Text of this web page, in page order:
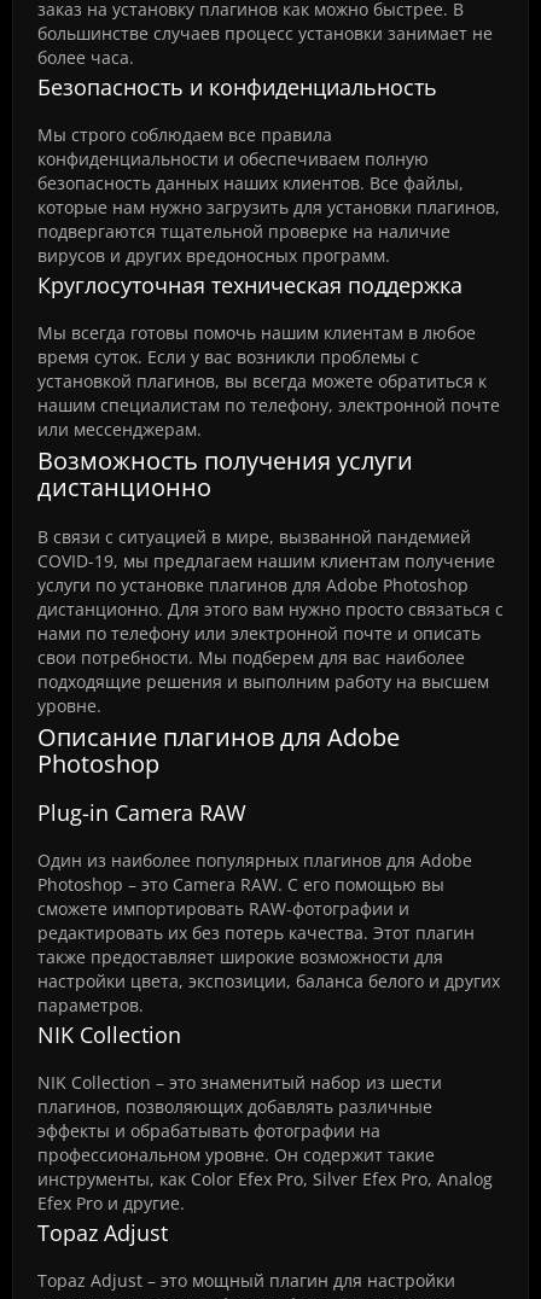
заказ на установку плагинов как можно быстрее. В
большинстве случаев процесс установки занимает не
более часа.
Безопасность и конфиденциальность
Мы строго соблюдаем все правила
конфиденциальности и обеспечиваем полную
безопасность данных наших клиентов. Все файлы,
которые нам нужно загрузить для установки плагинов,
подвергаются тщательной проверке на наличие
вирусов и других вредоносных программ.
Круглосуточная техническая поддержка
Мы всегда готовы помочь нашим клиентам в любое
время суток. Если у вас возникли проблемы с
установкой плагинов, вы всегда можете обратиться к
нашим специалистам по телефону, электронной почте
или мессенджерам.
Возможность получения услуги
дистанционно
В связи с ситуацией в мире, вызванной пандемией
COVID-19, мы предлагаем нашим клиентам получение
услуги по установке плагинов для Adobe Photoshop
дистанционно. Для этого вам нужно просто связаться с
нами по телефону или электронной почте и описать
свои потребности. Мы подберем для вас наиболее
подходящие решения и выполним работу на высшем
уровне.
Описание плагинов для Adobe
Photoshop
Plug-in Camera RAW
Один из наиболее популярных плагинов для Adobe
Photoshop – это Camera RAW. С его помощью вы
сможете импортировать RAW-фотографии и
редактировать их без потерь качества. Этот плагин
также предоставляет широкие возможности для
настройки цвета, экспозиции, баланса белого и других
параметров.
NIK Collection
NIK Collection – это знаменитый набор из шести
плагинов, позволяющих добавлять различные
эффекты и обрабатывать фотографии на
профессиональном уровне. Он содержит такие
инструменты, как Color Efex Pro, Silver Efex Pro, Analog
Efex Pro и другие.
Topaz Adjust
Topaz Adjust – это мощный плагин для настройки